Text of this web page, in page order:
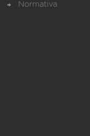
Normativa